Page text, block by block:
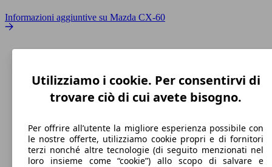
Informazioni aggiuntive su Mazda CX-60
Utilizziamo i cookie. Per consentirvi di
trovare ciò di cui avete bisogno.
Per offrire all’utente la migliore esperienza possibile con
le nostre offerte, utilizziamo cookie propri e di fornitori
terzi nonché altre tecnologie (di seguito menzionati nel
loro insieme come “cookie”) allo scopo di salvare e